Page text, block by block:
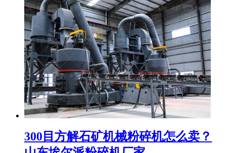
300目方解石矿机械粉碎机怎么卖？